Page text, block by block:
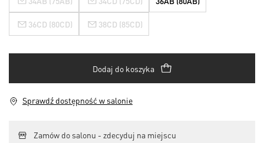
36CD (80CD) 38CD (85CD)
Dodaj do koszyka
Sprawdź dostępność w salonie
Zamów do salonu - zdecyduj na miejscu